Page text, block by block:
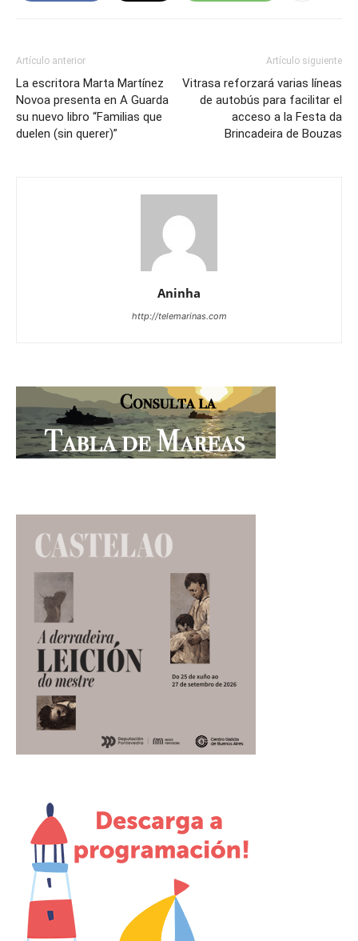
Artículo anterior
La escritora Marta Martínez
Novoa presenta en A Guarda
su nuevo libro “Familias que
duelen (sin querer)”
Artículo siguiente
Vitrasa reforzará varias líneas
de autobús para facilitar el
acceso a la Festa da
Brincadeira de Bouzas
Aninha
http://telemarinas.com